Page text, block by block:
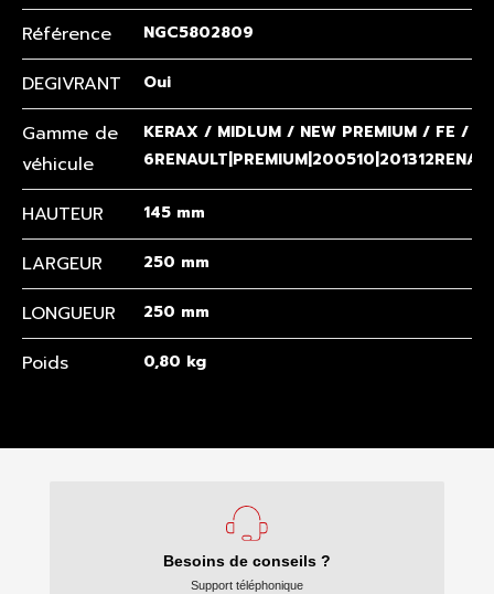
Besoins de conseils ?
Support téléphonique
Référence NGC5802809
DEGIVRANT Oui
Gamme de
véhicule
KERAX / MIDLUM / NEW PREMIUM / FE /
HAUTEUR 145 mm
LARGEUR 250 mm
LONGUEUR 250 mm
Poids 0,80 kg